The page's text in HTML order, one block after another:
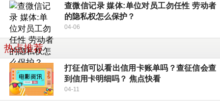
查微信记录 媒体:单位对员工勿任性 劳动者
的隐私权怎么保护？
04-06
热点推荐
打征信可以看出信用卡账单吗？查征信会查
到信用卡明细吗？ 焦点快看
04-11